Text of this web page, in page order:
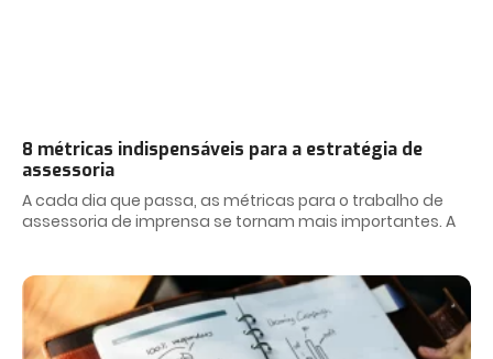
8 métricas indispensáveis para a estratégia de
assessoria
A cada dia que passa, as métricas para o trabalho de
assessoria de imprensa se tornam mais importantes. A